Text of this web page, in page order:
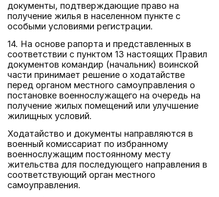
документы, подтверждающие право на
получение жилья в населенном пункте с
особыми условиями регистрации.
14. На основе рапорта и представленных в
соответствии с пунктом 13 настоящих Правил
документов командир (начальник) воинской
части принимает решение о ходатайстве
перед органом местного самоуправления о
постановке военнослужащего на очередь на
получение жилых помещений или улучшение
жилищных условий.
Ходатайство и документы направляются в
военный комиссариат по избранному
военнослужащим постоянному месту
жительства для последующего направления в
соответствующий орган местного
самоуправления.